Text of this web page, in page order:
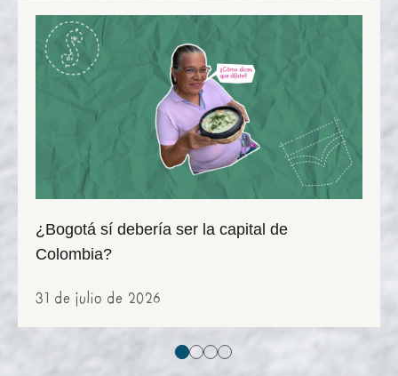
¿Bogotá sí debería ser la capital de
Colombia?
31 de julio de 2026